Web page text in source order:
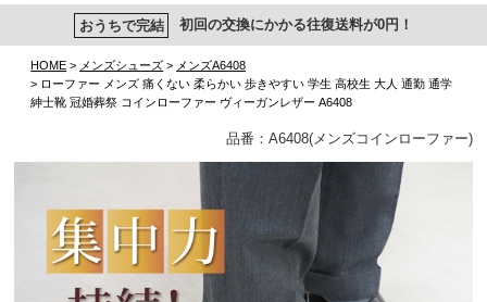
おうちで完結 初回の交換にかかる往復送料が0円！
HOME メンズシューズ
メンズA6408
ローファー メンズ 痛くない 柔らかい 歩きやすい 学生 高校生 大人 通勤 通学
紳士靴 冠婚葬祭 コインローファー ヴィーガンレザー A6408
品番：A6408(メンズコインローファー)